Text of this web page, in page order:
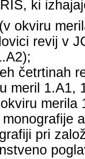
ki
okviru
revij v
četrtinah
meril 1.A1,
merila
pri